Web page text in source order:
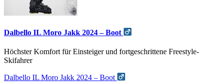
Dalbello IL Moro Jakk 2024 – Boot
Höchster Komfort für Einsteiger und fortgeschrittene Freestyle-
Skifahrer
Dalbello IL Moro Jakk 2024 – Boot